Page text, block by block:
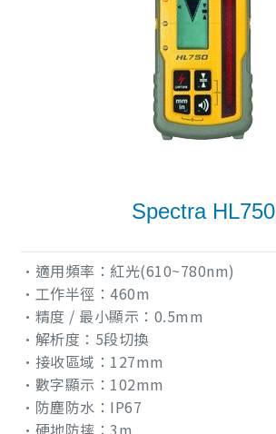
Spectra HL750
•適用頻率：紅光(610~780nm)
•工作半徑：460m
•精度 / 最小顯示：0.5mm
•解析度：5段切換
•接收區域：127mm
•數字顯示：102mm
•防塵防水：IP67
•硬地防摔：3m